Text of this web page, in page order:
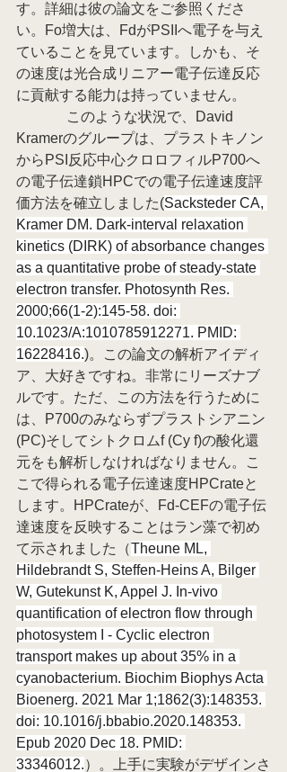
す。詳細は彼の論文をご参照くださ
い。Fo増大は、FdがPSIIへ電子を与え
ていることを見ています。しかも、そ
の速度は光合成リニアー電子伝達反応
に貢献する能力は持っていません。
このような状況で、David
Kramerのグループは、プラストキノン
からPSI反応中心クロロフィルP700へ
の電子伝達鎖HPCでの電子伝達速度評
価方法を確立しました(Sacksteder CA,
Kramer DM. Dark-interval relaxation
kinetics (DIRK) of absorbance changes
as a quantitative probe of steady-state
electron transfer. Photosynth Res.
2000;66(1-2):145-58. doi:
10.1023/A:1010785912271. PMID:
16228416.)。この論文の解析アイディ
ア、大好きですね。非常にリーズナブ
ルです。ただ、この方法を行うために
は、P700のみならずプラストシアニン
(PC)そしてシトクロムf (Cy f)の酸化還
元をも解析しなければなりません。こ
こで得られる電子伝達速度HPCrateと
します。HPCrateが、Fd-CEFの電子伝
達速度を反映することはラン藻で初め
て示されました（Theune ML,
Hildebrandt S, Steffen-Heins A, Bilger
W, Gutekunst K, Appel J. In-vivo
quantification of electron flow through
photosystem I - Cyclic electron
transport makes up about 35% in a
cyanobacterium. Biochim Biophys Acta
Bioenerg. 2021 Mar 1;1862(3):148353.
doi: 10.1016/j.bbabio.2020.148353.
Epub 2020 Dec 18. PMID:
33346012.）。上手に実験がデザインさ